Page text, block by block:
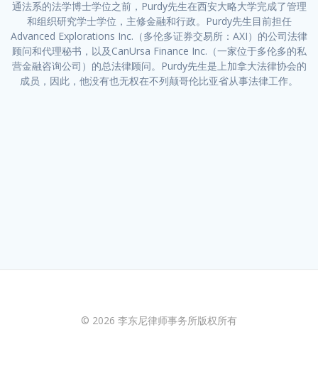
通法系的法学博士学位之前，Purdy先生在西安大略大学完成了管理
和组织研究学士学位，主修金融和行政。Purdy先生目前担任
Advanced Explorations Inc.（多伦多证券交易所：AXI）的公司法律
顾问和代理秘书，以及CanUrsa Finance Inc.（一家位于多伦多的私
营金融咨询公司）的总法律顾问。Purdy先生是上加拿大法律协会的
成员，因此，他没有也无权在不列颠哥伦比亚省从事法律工作。
© 2026 李东尼律师事务所版权所有